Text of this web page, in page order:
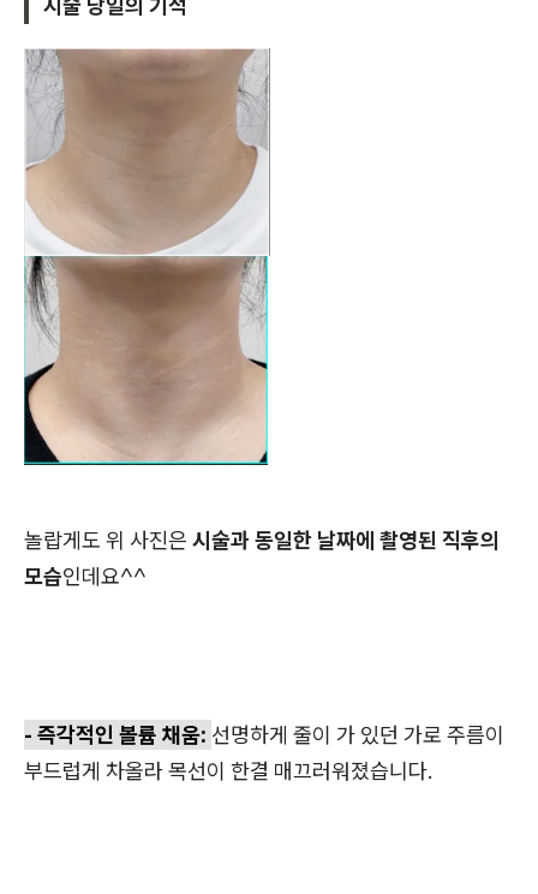
놀랍게도 위 사진은 시술과 동일한 날짜에 촬영된 직후의
모습인데요^^
- 즉각적인 볼륨 채움: 선명하게 줄이 가 있던 가로 주름이
부드럽게 차올라 목선이 한결 매끄러워졌습니다.